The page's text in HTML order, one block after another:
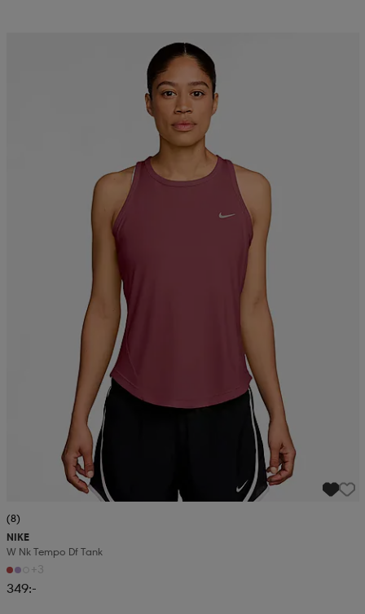
(8)
NIKE
W Nk Tempo Df Tank
+3
349:-